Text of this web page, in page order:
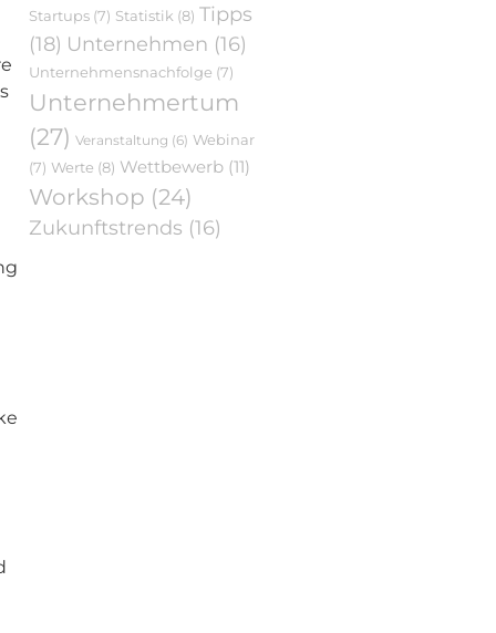
Startups (7) Statistik (8) Tipps
(18) Unternehmen (16)
Unternehmensnachfolge (7)
Unternehmertum
(27) Veranstaltung (6) Webinar
(7) Werte (8) Wettbewerb (11)
Workshop (24)
Zukunftstrends (16)